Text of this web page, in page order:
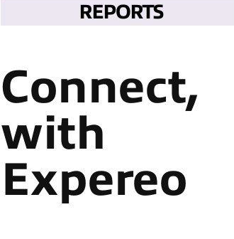
REPORTS
Connect,
with
Expereo